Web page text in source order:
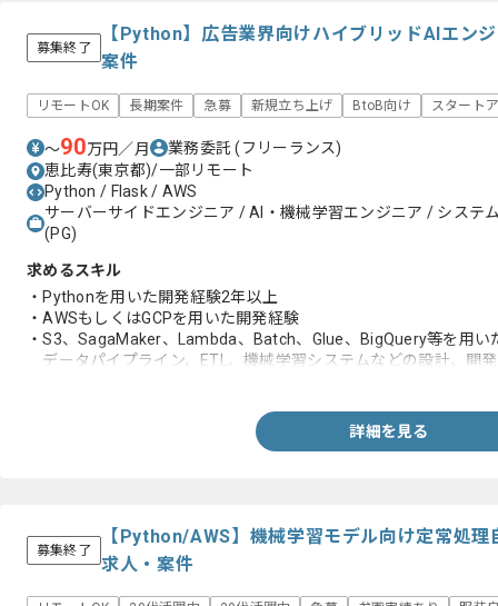
募集終了
【Python】広告業界向けハイブリッドAIエン
案件
リモートOK 長期案件 急募 新規立ち上げ BtoB向け スタート
〜90万円／月 業務委託(フリーランス)
恵比寿(東京都)/一部リモート
Python / Flask / AWS
サーバーサイドエンジニア / AI・機械学習エンジニア / システ
(PG)
求めるスキル
・Pythonを用いた開発経験2年以上
・AWSもしくはGCPを用いた開発経験
・S3、SagaMaker、Lambda、Batch、Glue、BigQuery等を用い
データパイプライン、ETL、機械学習システムなどの設計、開
詳細を見る
募集終了
【Python/AWS】機械学習モデル向け定常処理
求人・案件